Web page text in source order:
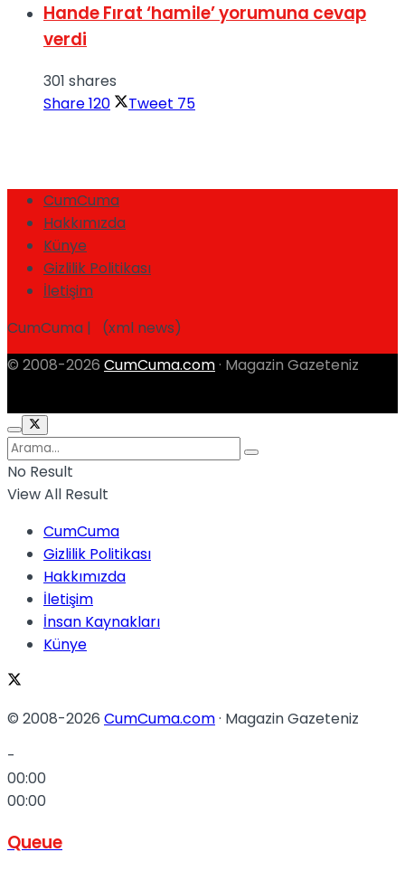
Hande Fırat ‘hamile’ yorumuna cevap
verdi
301 shares
Share120 Tweet 75
CumCuma
Hakkımızda
Künye
Gizlilik Politikası
İletişim
CumCuma | (xml news)
© 2008-2026 CumCuma.com · Magazin Gazeteniz
No Result
View All Result
CumCuma
Gizlilik Politikası
Hakkımızda
İletişim
İnsan Kaynakları
Künye
© 2008-2026 CumCuma.com· Magazin Gazeteniz
-
00:00
00:00
Queue